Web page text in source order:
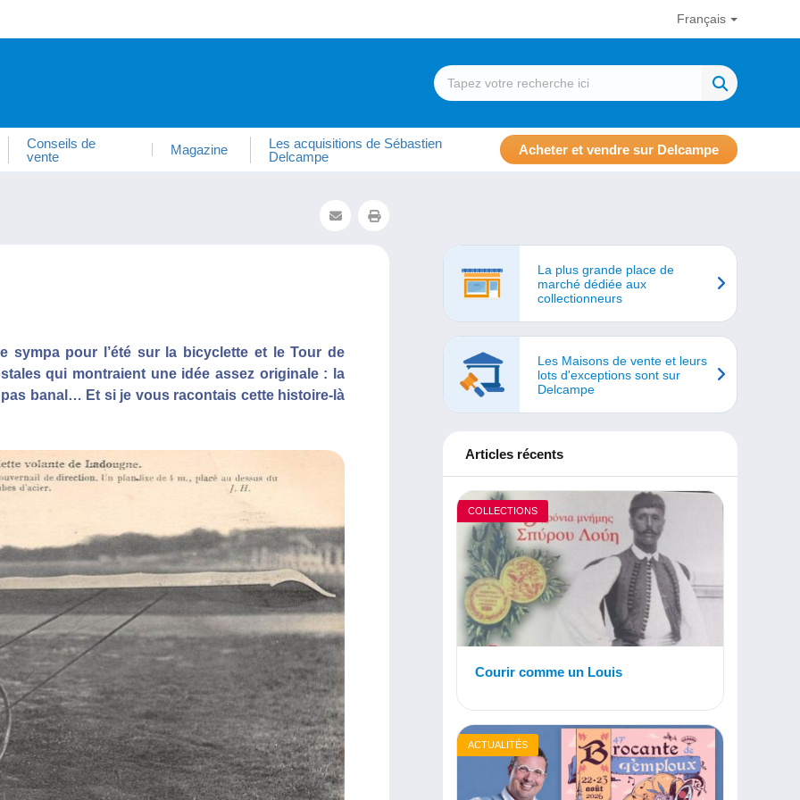
Français
Conseils de
vente
Magazine
Les acquisitions de Sébastien
Delcampe
Acheter et vendre sur Delcampe
sympa pour l’été sur la bicyclette et le Tour de
qui montraient une idée assez originale : la
banal… Et si je vous racontais cette histoire-là
La plus grande place de
marché dédiée aux
collectionneurs
Les Maisons de vente et leurs
lots d'exceptions sont sur
Delcampe
Articles récents
COLLECTIONS
Courir comme un Louis
ACTUALITÉS